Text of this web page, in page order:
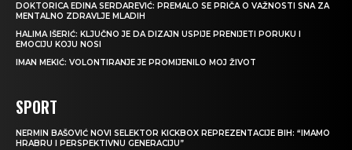
DOKTORICA EDINA SERDAREVIĆ: PREMALO SE PRIČA O VAŽNOSTI SNA ZA
MENTALNO ZDRAVLJE MLADIH
HALIMA IŠERIĆ: KLJUČNO JE DA DIZAJN USPIJE PRENIJETI PORUKU I
EMOCIJU KOJU NOSI
IMAN MEKIĆ: VOLONTIRANJE JE PROMIJENILO MOJ ŽIVOT
SPORT
NERMIN BAŠOVIĆ NOVI SELEKTOR KICKBOX REPREZENTACIJE BIH: “IMAMO
HRABRU I PERSPEKTIVNU GENERACIJU”